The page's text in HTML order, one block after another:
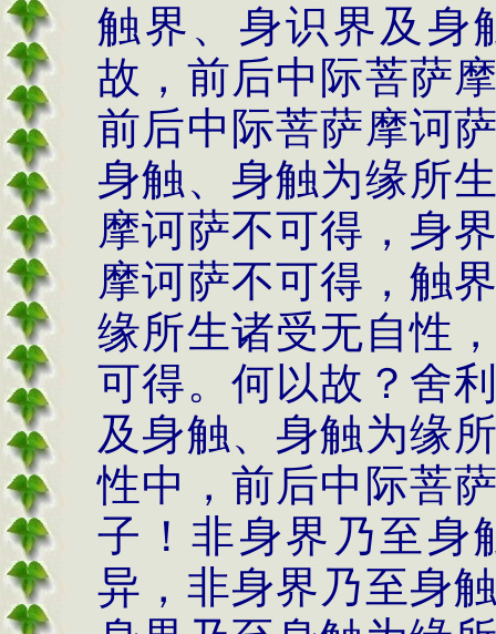
触界、身识界及身
故，前后中际菩萨
前后中际菩萨摩诃
身触、身触为缘所
摩诃萨不可得，身
摩诃萨不可得，触
缘所生诸受无自性
可得。何以故？舍
及身触、身触为缘
性中，前后中际菩
子！非身界乃至身
异，非身界乃至身